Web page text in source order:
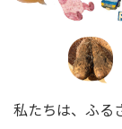
私たちは、ふる